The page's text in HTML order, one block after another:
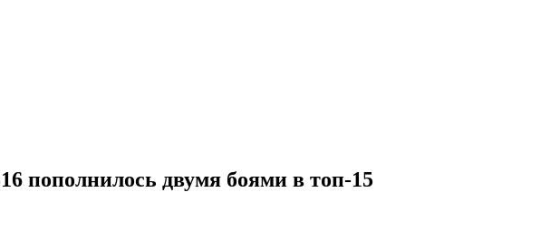
пополнилось двумя боями в топ-15